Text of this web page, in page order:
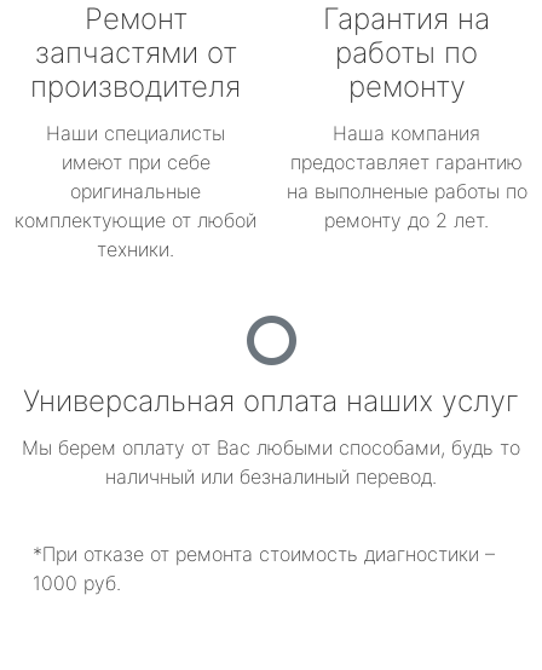
Ремонт
запчастями от
производителя
Наши специалисты
имеют при себе
оригинальные
комплектующие от любой
техники.
Гарантия на
работы по
ремонту
Наша компания
предоставляет гарантию
на выполненые работы по
ремонту до 2 лет.
Универсальная оплата наших услуг
Мы берем оплату от Вас любыми способами, будь то
наличный или безналиный перевод.
*При отказе от ремонта стоимость диагностики –
1000 руб.